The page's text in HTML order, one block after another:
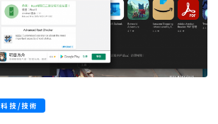
科技/技術